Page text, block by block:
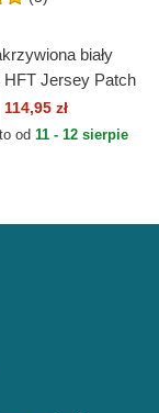
biały
HFT Jersey Patch
114,95 zł
od 11 - 12 sierpie